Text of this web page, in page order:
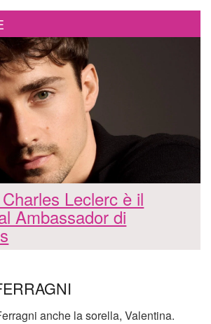
Leclerc è il
Ambassador di
anche la sorella, Valentina.